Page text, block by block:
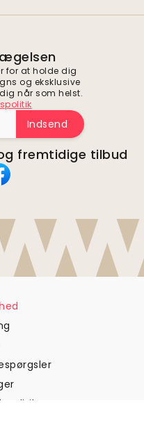
for at holde dig
og eksklusive
når som helst.
Indsend
fremtidige tilbud